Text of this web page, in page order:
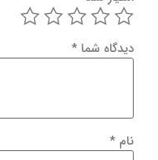
دیدگاه شما *
نام *